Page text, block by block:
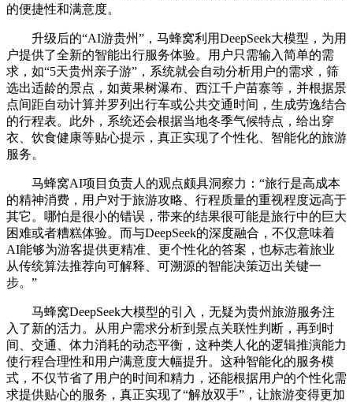
的便捷性和满意度。
升级后的“AI游贵州”，马蜂窝利用DeepSeek大模型，为用
户提供了全新的智能出行服务体验。用户只需输入简单的需
求，如“5天贵州亲子游”，系统就会自动分析用户的需求，筛
选出适龄的景点，如黄果树瀑布、西江千户苗寨等，并根据景
点间距自动计算并罗列出行车或公共交通时间，生成劳逸结合
的行程表。此外，系统还会根据当地冬季气候特点，给出穿
衣、饮食健康等贴心提示，真正实现了个性化、智能化的旅游
服务。
马蜂窝AI项目负责人的观点颇具洞察力：“旅行是高成本
的精神消费，用户对于旅游攻略、行程质量的重视程度远高于
其它。哪怕是很小的错误，带来的结果很可能是旅行中的巨大
困难或者糟糕体验。而与DeepSeek的深度融合，不仅意味着
AI能够为游客提供更精准、更个性化的答案，也标志着旅业
从传统算法推荐向可解释、可溯源的智能决策迈出关键一
步。”
马蜂窝DeepSeek大模型的引入，无疑为贵州旅游服务注
入了新的活力。从用户需求分析到景点关联性判断，再到时
间、交通、体力消耗的动态平衡，这种类人化的逻辑推演能力
使行程合理性和用户满意度大幅提升。这种智能化的服务模
式，不仅节省了用户的时间和精力，还能根据用户的个性化需
求提供贴心的服务，真正实现了“解放双手”，让旅游变得更加